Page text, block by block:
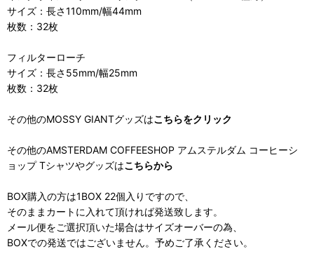
サイズ：長さ110mm/幅44mm
枚数：32枚
フィルターローチ
サイズ：長さ55mm/幅25mm
枚数：32枚
その他のMOSSY GIANTグッズはこちらをクリック
その他のAMSTERDAM COFFEESHOP アムステルダム コーヒーシ
ョップ Tシャツやグッズはこちらから
BOX購入の方は1BOX 22個入りですので、
そのままカートに入れて頂ければ発送致します。
メール便をご選択頂いた場合はサイズオーバーの為、
BOXでの発送ではございません。予めご了承ください。